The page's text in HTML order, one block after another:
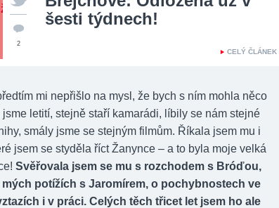
šesti týdnech!
CELÝ ČLÁNEK
2
mi nepřišlo na mysl, že bych s ním mohla něco
jsme letití, stejně staří kamarádi, líbily se nám stejné
smály jsme se stejným filmům. Říkala jsem mu i
jsem se styděla říct Žanynce – a to byla moje velká
Svěřovala jsem se mu s rozchodem s Bróďou,
mých potížích s Jaromírem, o pochybnostech ve
i v práci. Celých těch třicet let jsem ho ale